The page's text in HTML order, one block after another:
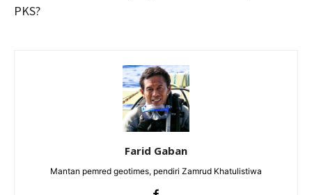
PKS?
Farid Gaban
Mantan pemred geotimes, pendiri Zamrud Khatulistiwa